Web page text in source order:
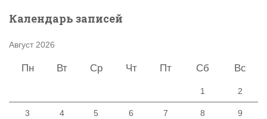
Календарь записей
Август 2026
Пн Вт Ср Чт Пт Сб Вс
1 2
3 4 5 6 7 8 9